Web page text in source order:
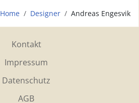
Home Designer Andreas Engesvik
Kontakt
Impressum
Datenschutz
AGB